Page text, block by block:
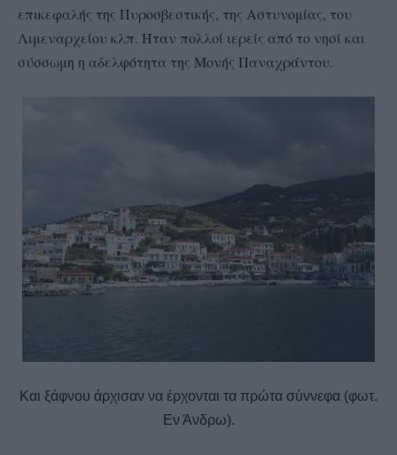
επικεφαλής της Πυροσβεστικής, της Αστυνομίας, του
Λιμεναρχείου κλπ. Ήταν πολλοί ιερείς από το νησί και
σύσσωμη η αδελφότητα της Μονής Παναχράντου.
Και ξάφνου άρχισαν να έρχονται τα πρώτα σύννεφα (φωτ.
Εν Άνδρω).